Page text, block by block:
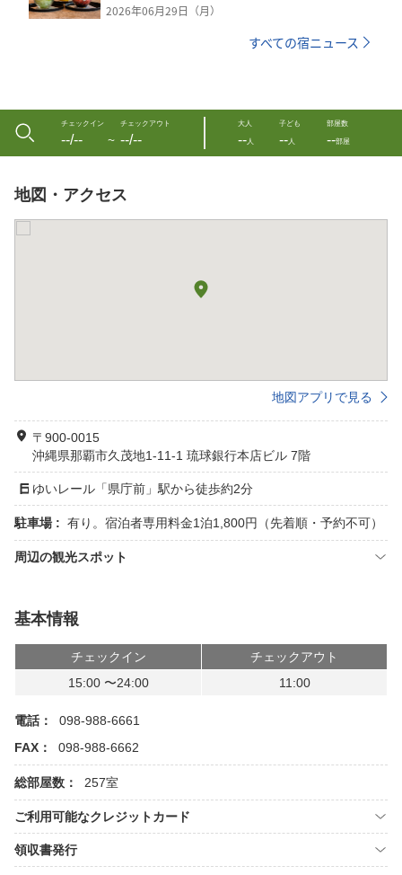
2026年06月29日（月）
すべての宿ニュース
チェックイン
--/-- 〜
チェックアウト
--/--
大人
--人
子ども
--人
部屋数
--部屋
地図・アクセス
地図アプリで見る
〒900-0015
沖縄県那覇市久茂地1-11-1 琉球銀行本店ビル 7階
ゆいレール「県庁前」駅から徒歩約2分
駐車場 : 有り。宿泊者専用料金1泊1,800円（先着順・予約不可）
周辺の観光スポット
基本情報
チェックイン
チェックアウト
15:00 〜24:00
11:00
電話：
098-988-6661
FAX：
098-988-6662
総部屋数： 257室
ご利用可能なクレジットカード
領収書発行